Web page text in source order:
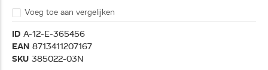
Voeg toe aan vergelijken
ID A-12-E-365456
EAN 8713411207167
SKU 385022-03N